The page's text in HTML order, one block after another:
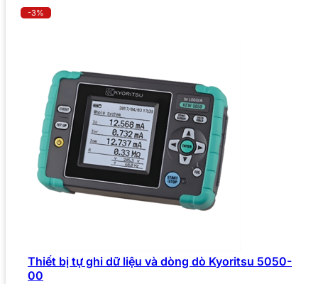
-3%
Thiết bị tự ghi dữ liệu và dòng dò Kyoritsu 5050-
00